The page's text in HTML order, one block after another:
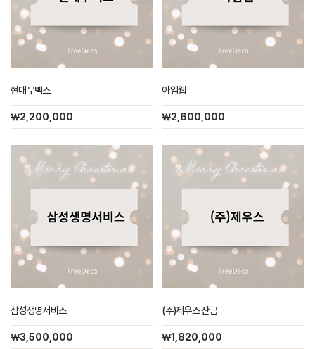
현대무벡스
￦2,200,000
아임웹
￦2,600,000
삼성생명서비스
￦3,500,000
(주)제우스 잔금
￦1,820,000